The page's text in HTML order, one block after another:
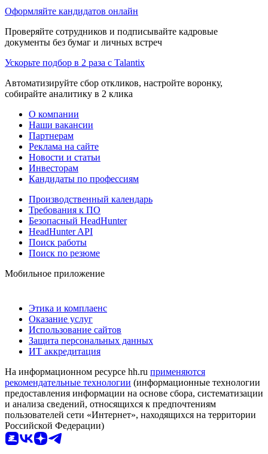
Оформляйте кандидатов онлайн
Проверяйте сотрудников и подписывайте кадровые
документы без бумаг и личных встреч
Ускорьте подбор в 2 раза с Talantix
Автоматизируйте сбор откликов, настройте воронку,
собирайте аналитику в 2 клика
О компании
Наши вакансии
Партнерам
Реклама на сайте
Новости и статьи
Инвесторам
Кандидаты по профессиям
Производственный календарь
Требования к ПО
Безопасный HeadHunter
HeadHunter API
Поиск работы
Поиск по резюме
Мобильное приложение
Этика и комплаенс
Оказание услуг
Использование сайтов
Защита персональных данных
ИТ аккредитация
На информационном ресурсе hh.ru применяются
рекомендательные технологии (информационные технологии
предоставления информации на основе сбора, систематизации
и анализа сведений, относящихся к предпочтениям
пользователей сети «Интернет», находящихся на территории
Российской Федерации)